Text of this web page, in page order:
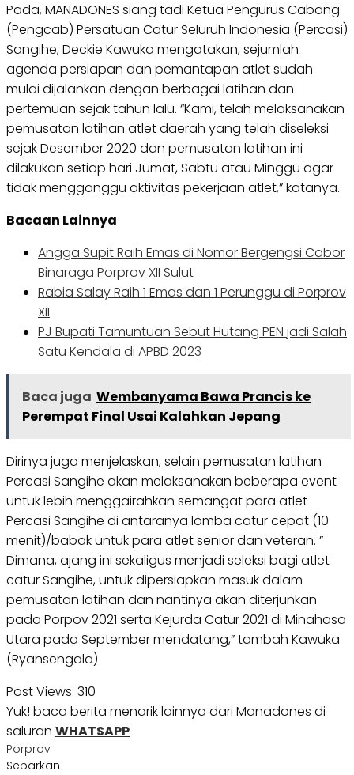
Pada, MANADONES siang tadi Ketua Pengurus Cabang
(Pengcab) Persatuan Catur Seluruh Indonesia (Percasi)
Sangihe, Deckie Kawuka mengatakan, sejumlah
agenda persiapan dan pemantapan atlet sudah
mulai dijalankan dengan berbagai latihan dan
pertemuan sejak tahun lalu. “Kami, telah melaksanakan
pemusatan latihan atlet daerah yang telah diseleksi
sejak Desember 2020 dan pemusatan latihan ini
dilakukan setiap hari Jumat, Sabtu atau Minggu agar
tidak mengganggu aktivitas pekerjaan atlet,” katanya.
Bacaan Lainnya
Angga Supit Raih Emas di Nomor Bergengsi Cabor
Binaraga Porprov XII Sulut
Rabia Salay Raih 1 Emas dan 1 Perunggu di Porprov
XII
PJ Bupati Tamuntuan Sebut Hutang PEN jadi Salah
Satu Kendala di APBD 2023
Baca juga Wembanyama Bawa Prancis ke
Perempat Final Usai Kalahkan Jepang
Dirinya juga menjelaskan, selain pemusatan latihan
Percasi Sangihe akan melaksanakan beberapa event
untuk lebih menggairahkan semangat para atlet
Percasi Sangihe di antaranya lomba catur cepat (10
menit)/babak untuk para atlet senior dan veteran. ”
Dimana, ajang ini sekaligus menjadi seleksi bagi atlet
catur Sangihe, untuk dipersiapkan masuk dalam
pemusatan latihan dan nantinya akan diterjunkan
pada Porpov 2021 serta Kejurda Catur 2021 di Minahasa
Utara pada September mendatang,” tambah Kawuka
(Ryansengala)
Post Views: 310
Yuk! baca berita menarik lainnya dari Manadones di
saluran WHATSAPP
Porprov
Sebarkan